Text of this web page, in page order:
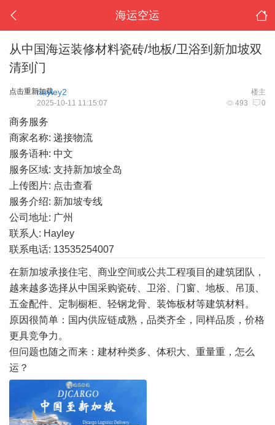
海运空运
从中国海运装修材料瓷砖/地板/卫浴到新加坡双
清到门
点击重新加载 楼主
hayley2
493 0
2025-10-11 11:15:07
商务服务
商家名称: 递接物流
服务语种: 中文
服务区域: 支持新加坡全岛
上传图片: 点击查看
服务介绍: 新加坡专线
公司地址: 广州
联系人: Hayley
联系电话: 13535254007
在新加坡承接住宅、商业空间或公共工程项目的建筑团队，
越来越多选择从中国采购瓷砖、卫浴、门窗、地板、吊顶、
五金配件、定制橱柜、轻钢龙骨、装饰板材等建筑材料。
原因很简单：国内供应链成熟，品类齐全，同样品质，价格
更具竞争力。
但问题也随之而来：建材种类多、体积大、重量重，怎么
运？